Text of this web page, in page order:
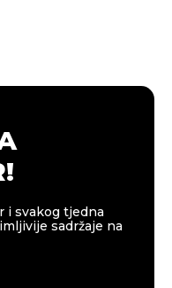
i svakog tjedna
sadržaje na